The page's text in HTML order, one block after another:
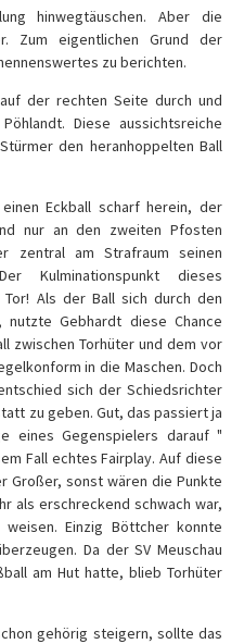
hinwegtäuschen. Aber die
Zum eigentlichen Grund der
zu berichten.
der rechten Seite durch und
Diese aussichtsreiche
den heranhoppelten Ball
Eckball scharf herein, der
nur an den zweiten Pfosten
zentral am Strafraum seinen
Kulminationspunkt dieses
Als der Ball sich durch den
nutzte Gebhardt diese Chance
zwischen Torhüter und dem vor
in die Maschen. Doch
sich der Schiedsrichter
zu geben. Gut, das passiert ja
eines Gegenspielers darauf "
Fall echtes Fairplay. Auf diese
Großer, sonst wären die Punkte
als erschreckend schwach war,
Einzig Böttcher konnte
Da der SV Meuschau
am Hut hatte, blieb Torhüter
gehörig steigern, sollte das